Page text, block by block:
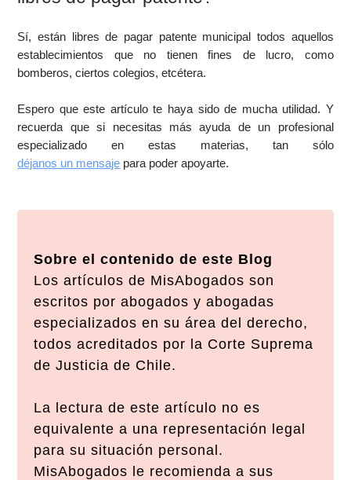
Sí, están libres de pagar patente municipal todos aquellos
establecimientos que no tienen fines de lucro, como
bomberos, ciertos colegios, etcétera.
Espero que este artículo te haya sido de mucha utilidad. Y
recuerda que si necesitas más ayuda de un profesional
especializado en estas materias, tan sólo
déjanos un mensaje para poder apoyarte.
Sobre el contenido de este Blog
Los artículos de MisAbogados son
escritos por abogados y abogadas
especializados en su área del derecho,
todos acreditados por la Corte Suprema
de Justicia de Chile.
La lectura de este artículo no es
equivalente a una representación legal
para su situación personal.
MisAbogados le recomienda a sus